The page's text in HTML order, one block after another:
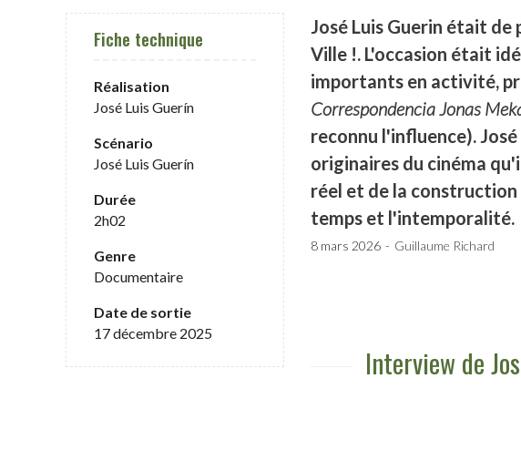
Fiche technique
Réalisation
José Luis Guerín
Scénario
José Luis Guerín
Durée
2h02
Genre
Documentaire
Date de sortie
17 décembre 2025
José Luis Guerin était de
Ville !. L'occasion était
importants en activité,
Correspondencia Jonas
reconnu l'influence).
originaires du cinéma
réel et de la
temps et l'intemporalité.
8 mars 2026 Guillaume Richard
Interview de